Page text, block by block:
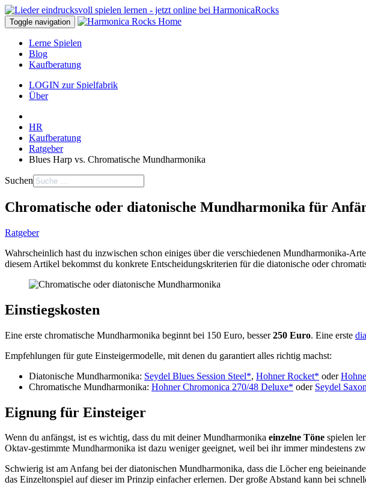
Toggle navigation
Lerne Spielen
Blog
Kaufberatung
LOGIN zur Spielfabrik
Über
HR
Kaufberatung
Ratgeber
Blues Harp vs. Chromatische Mundharmonika
Suchen
Chromatische oder diatonische Mundharmonika für
Ratgeber
Wahrscheinlich hast du inzwischen schon einiges über die verschiedenen Mundharmonika-
diesem Artikel bekommst du konkrete Entscheidungskriterien für die diatonische oder
Einstiegskosten
Eine erste chromatische Mundharmonika beginnt bei 150 Euro, besser250 Euro. Eine erste
Empfehlungen für gute Einsteigermodelle, mit denen du garantiert alles richtig machst:
Diatonische Mundharmonika: Seydel Blues Session Steel*, Hohner Rocket* oder
Chromatische Mundharmonika: Hohner Chromonica 270/48 Deluxe* oder Seydel
Eignung für Einsteiger
Wenn du anfängst, ist es wichtig, dass du mit deiner Mundharmonika einzelne Töne spielen
Oktav-gestimmte Mundharmonika ist dazu weniger geeignet, weil bei ihr immer mindestens
Schwierig ist am Anfang bei der diatonischen Mundharmonika, dass die Löcher eng
das Einzeltonspiel auf dieser im Prinzip einfacher erlernen. Der große Abstand kann bei